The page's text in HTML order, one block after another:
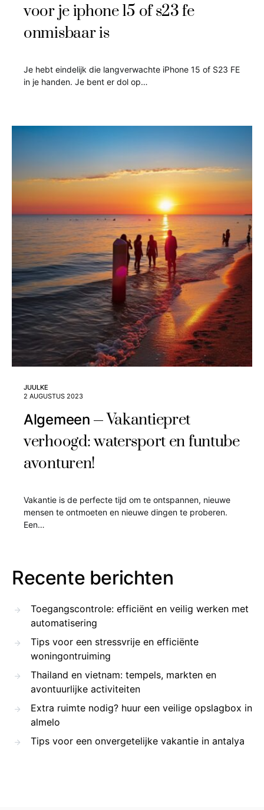
voor je iphone 15 of s23 fe
onmisbaar is
Je hebt eindelijk die langverwachte iPhone 15 of S23 FE
in je handen. Je bent er dol op…
JUULKE
2 AUGUSTUS 2023
Algemeen
Vakantiepret
verhoogd: watersport en funtube
avonturen!
Vakantie is de perfecte tijd om te ontspannen, nieuwe
mensen te ontmoeten en nieuwe dingen te proberen.
Een…
Recente berichten
Toegangscontrole: efficiënt en veilig werken met
automatisering
Tips voor een stressvrije en efficiënte
woningontruiming
Thailand en vietnam: tempels, markten en
avontuurlijke activiteiten
Extra ruimte nodig? huur een veilige opslagbox in
almelo
Tips voor een onvergetelijke vakantie in antalya